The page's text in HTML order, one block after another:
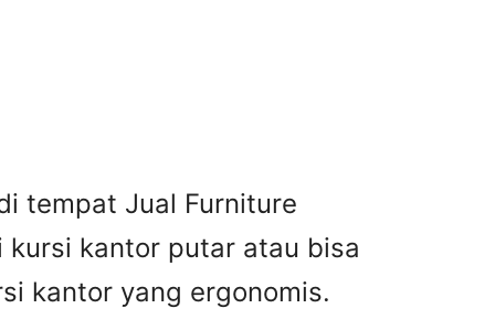
tempat Jual Furniture
kursi kantor putar atau bisa
kantor yang ergonomis.